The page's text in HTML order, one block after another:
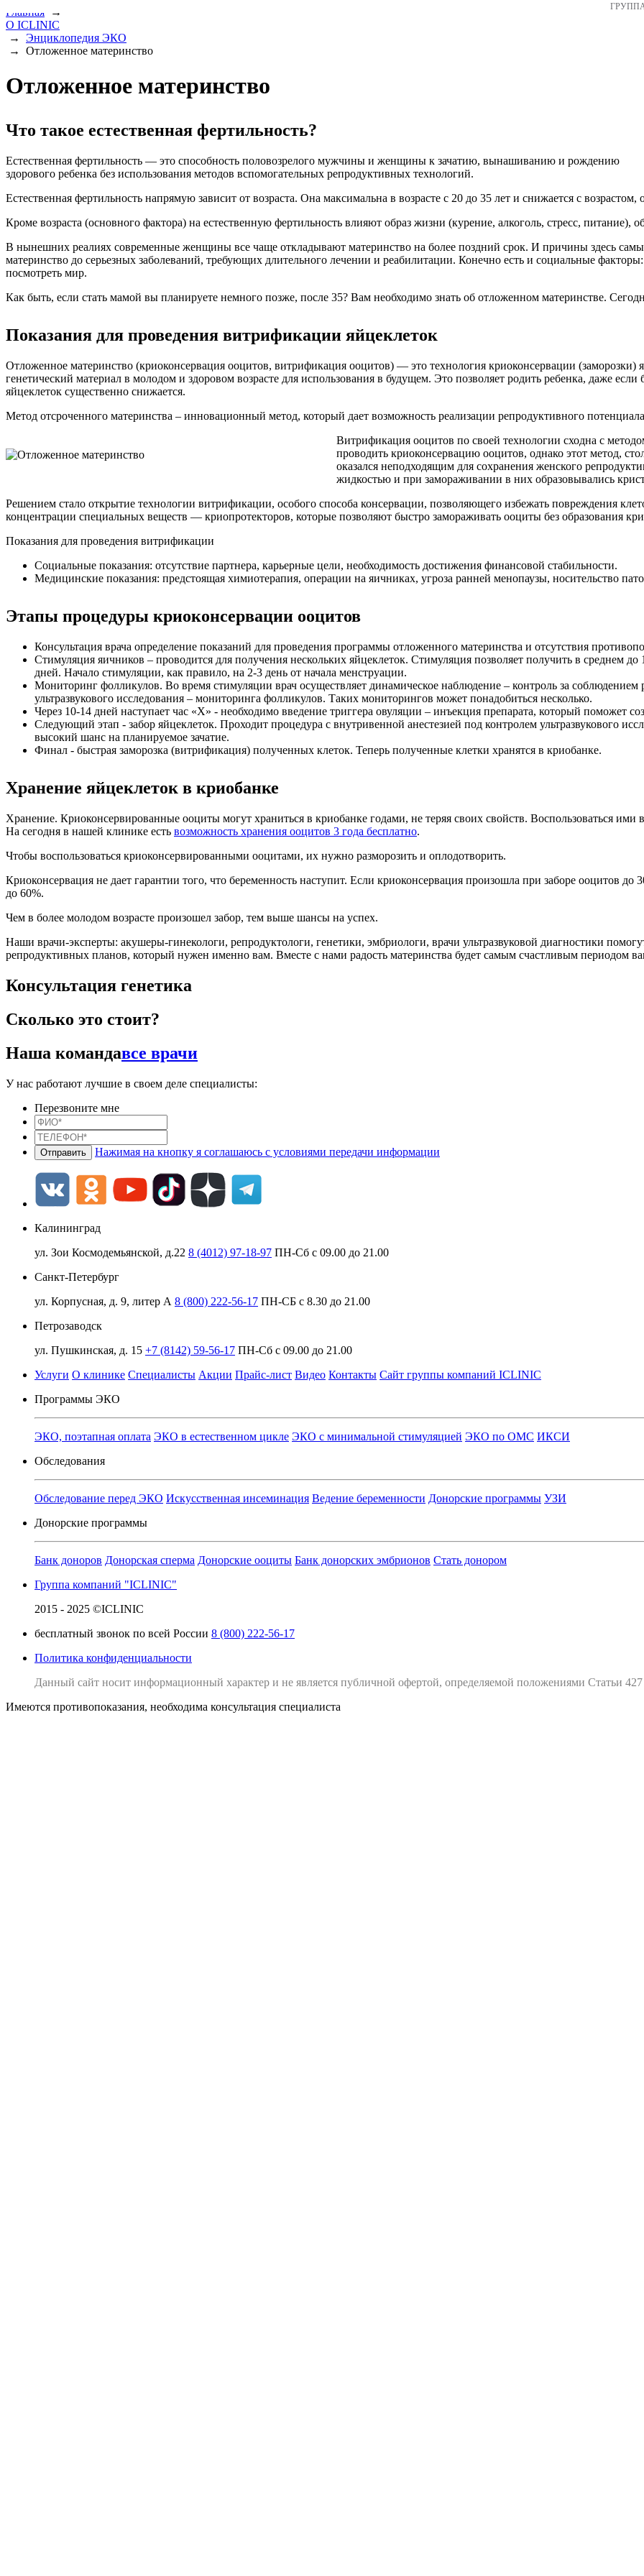
Главная →
О ICLINIC
→ Энциклопедия ЭКО
→ Отложенное материнство
Отложенное материнство
Что такое естественная фертильность?
Естественная фертильность — это способность половозрелого мужчины и женщины к зачатию, вынашиванию и рождению
здорового ребенка без использования методов вспомогательных репродуктивных технологий.
Естественная фертильность напрямую зависит от возраста. Она максимальна в возрасте с 20 до 35 лет и снижается с возрастом,
Кроме возраста (основного фактора) на естественную фертильность влияют образ жизни (курение, алкоголь, стресс, питание),
В нынешних реалиях современные женщины все чаще откладывают материнство на более поздний срок. И причины здесь
материнство до серьезных заболеваний, требующих длительного лечении и реабилитации. Конечно есть и социальные факторы:
посмотреть мир.
Как быть, если стать мамой вы планируете немного позже, после 35? Вам необходимо знать об отложенном материнстве.
Показания для проведения витрификации яйцеклеток
Отложенное материнство (криоконсервация ооцитов, витрификация ооцитов) — это технология криоконсервации
генетический материал в молодом и здоровом возрасте для использования в будущем. Это позволяет родить ребенка, даже если
яйцеклеток существенно снижается.
Метод отсроченного материнства – инновационный метод, который дает возможность реализации репродуктивного
Витрификация ооцитов по своей технологии сходна с
проводить криоконсервацию ооцитов, однако этот метод,
оказался неподходящим для сохранения женского
жидкостью и при замораживании в них образовывались
Решением стало открытие технологии витрификации, особого способа консервации, позволяющего избежать повреждения
концентрации специальных веществ — криопротекторов, которые позволяют быстро замораживать ооциты без образования
Показания для проведения витрификации
Социальные показания: отсутствие партнера, карьерные цели, необходимость достижения финансовой стабильности.
Медицинские показания: предстоящая химиотерапия, операции на яичниках, угроза ранней менопаузы, носительство
Этапы процедуры криоконсервации ооцитов
Консультация врача определение показаний для проведения программы отложенного материнства и отсутствия
Стимуляция яичников – проводится для получения нескольких яйцеклеток. Стимуляция позволяет получить в среднем
дней. Начало стимуляции, как правило, на 2-3 день от начала менструации.
Мониторинг фолликулов. Во время стимуляции врач осуществляет динамическое наблюдение – контроль за
ультразвукового исследования – мониторинга фолликулов. Таких мониторингов может понадобиться несколько.
Через 10-14 дней наступает час «Х» - необходимо введение триггера овуляции – инъекция препарата, который поможет
Следующий этап - забор яйцеклеток. Проходит процедура с внутривенной анестезией под контролем ультразвукового
высокий шанс на планируемое зачатие.
Финал - быстрая заморозка (витрификация) полученных клеток. Теперь полученные клетки хранятся в криобанке.
Хранение яйцеклеток в криобанке
Хранение. Криоконсервированные ооциты могут храниться в криобанке годами, не теряя своих свойств. Воспользоваться ими
На сегодня в нашей клинике есть возможность хранения ооцитов 3 года бесплатно.
Чтобы воспользоваться криоконсервированными ооцитами, их нужно разморозить и оплодотворить.
Криоконсервация не дает гарантии того, что беременность наступит. Если криоконсервация произошла при заборе ооцитов до
до 60%.
Чем в более молодом возрасте произошел забор, тем выше шансы на успех.
Наши врачи-эксперты: акушеры-гинекологи, репродуктологи, генетики, эмбриологи, врачи ультразвуковой диагностики
репродуктивных планов, который нужен именно вам. Вместе с нами радость материнства будет самым счастливым периодом
Консультация генетика
Сколько это стоит?
Наша командавсе врачи
У нас работают лучшие в своем деле специалисты:
Перезвоните мне
Нажимая на кнопку я соглашаюсь с условиями передачи информации
Калининград
ул. Зои Космодемьянской, д.22 8 (4012) 97-18-97 ПН-Сб с 09.00 до 21.00
Санкт-Петербург
ул. Корпусная, д. 9, литер А 8 (800) 222-56-17 ПН-СБ с 8.30 до 21.00
Петрозаводск
ул. Пушкинская, д. 15 +7 (8142) 59-56-17 ПН-Сб с 09.00 до 21.00
Услуги О клинике Специалисты Акции Прайс-лист Видео Контакты Сайт группы компаний ICLINIC
Программы ЭКО
ЭКО, поэтапная оплата ЭКО в естественном цикле ЭКО с минимальной стимуляцией ЭКО по ОМС ИКСИ
Обследования
Обследование перед ЭКО Искусственная инсеминация Ведение беременности Донорские программы УЗИ
Донорские программы
Банк доноров Донорская сперма Донорские ооциты Банк донорских эмбрионов Стать донором
Группа компаний "ICLINIC"
2015 - 2025 ©ICLINIC
бесплатный звонок по всей России 8 (800) 222-56-17
Политика конфиденциальности
Данный сайт носит информационный характер и не является публичной офертой, определяемой положениями Статьи
Имеются противопоказания, необходима консультация специалиста